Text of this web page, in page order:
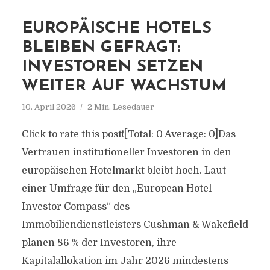
EUROPÄISCHE HOTELS
BLEIBEN GEFRAGT:
INVESTOREN SETZEN
WEITER AUF WACHSTUM
10. April 2026 2 Min. Lesedauer
Click to rate this post![Total: 0 Average: 0]Das
Vertrauen institutioneller Investoren in den
europäischen Hotelmarkt bleibt hoch. Laut
einer Umfrage für den „European Hotel
Investor Compass“ des
Immobiliendienstleisters Cushman & Wakefield
planen 86 % der Investoren, ihre
Kapitalallokation im Jahr 2026 mindestens